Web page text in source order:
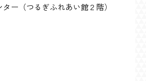
ター（つるぎふれあい館２階）